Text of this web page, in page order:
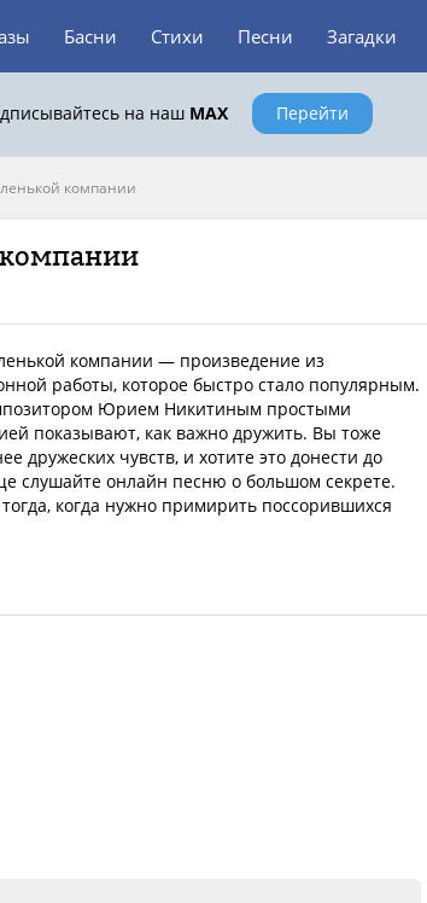
Басни Стихи Песни Загадки
на наш MAX Перейти
компании
компании
компании — произведение из
работы, которое быстро стало популярным.
Юрием Никитиным простыми
показывают, как важно дружить. Вы тоже
дружеских чувств, и хотите это донести до
слушайте онлайн песню о большом секрете.
когда нужно примирить поссорившихся